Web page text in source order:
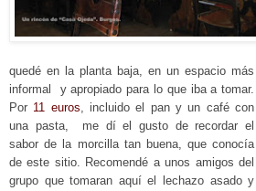
quedé en la planta baja, en un espacio más
informal y apropiado para lo que iba a tomar.
Por 11 euros, incluido el pan y un café con
una pasta, me dí el gusto de recordar el
sabor de la morcilla tan buena, que conocía
de este sitio. Recomendé a unos amigos del
grupo que tomaran aquí el lechazo asado y